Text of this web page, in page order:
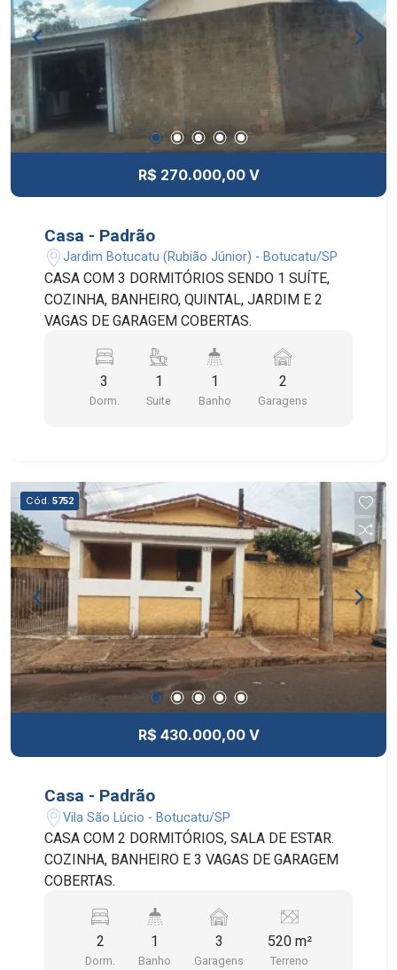
R$ 270.000,00 V
Casa - Padrão
Jardim Botucatu (Rubião Júnior) - Botucatu/SP
CASA COM 3 DORMITÓRIOS SENDO 1 SUÍTE,
COZINHA, BANHEIRO, QUINTAL, JARDIM E 2
VAGAS DE GARAGEM COBERTAS.
3
Dorm.
1
Suite
1
Banho
2
Garagens
Cód. 5752
R$ 430.000,00 V
Casa - Padrão
Vila São Lúcio - Botucatu/SP
CASA COM 2 DORMITÓRIOS, SALA DE ESTAR.
COZINHA, BANHEIRO E 3 VAGAS DE GARAGEM
COBERTAS.
2
Dorm.
1
Banho
3
Garagens
520 m²
Terreno